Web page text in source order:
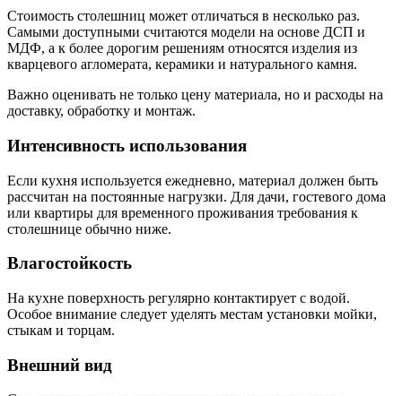
Стоимость столешниц может отличаться в несколько раз.
Самыми доступными считаются модели на основе ДСП и
МДФ, а к более дорогим решениям относятся изделия из
кварцевого агломерата, керамики и натурального камня.
Важно оценивать не только цену материала, но и расходы на
доставку, обработку и монтаж.
Интенсивность использования
Если кухня используется ежедневно, материал должен быть
рассчитан на постоянные нагрузки. Для дачи, гостевого дома
или квартиры для временного проживания требования к
столешнице обычно ниже.
Влагостойкость
На кухне поверхность регулярно контактирует с водой.
Особое внимание следует уделять местам установки мойки,
стыкам и торцам.
Внешний вид